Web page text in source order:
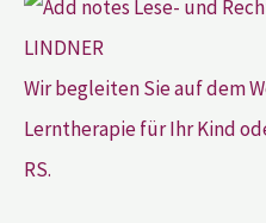
Wir begleiten Sie auf dem
Lerntherapie für Ihr Kind
RS.